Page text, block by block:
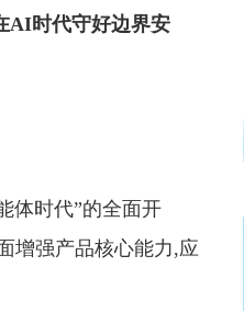
AI时代守好边界安
体时代”的全面开
增强产品核心能力,应